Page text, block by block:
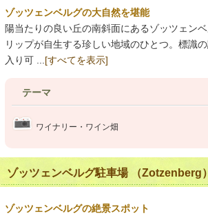
ゾッツェンベルグの大自然を堪能
陽当たりの良い丘の南斜面にあるゾッツェン
リップが自生する珍しい地域のひとつ。標識
入り可 ... [すべてを表示]
テーマ
ワイナリー・ワイン畑
ゾッツェンベルグ駐車場 （Zotzenberg）
ゾッツェンベルグの絶景スポット